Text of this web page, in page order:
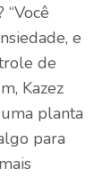
e
de
Kazez
planta
para